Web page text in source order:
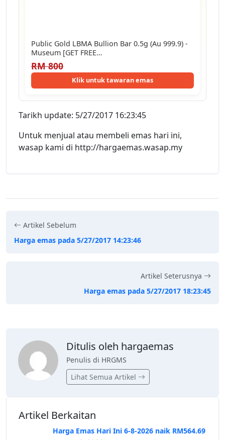
Public Gold LBMA Bullion Bar 0.5g (Au 999.9) -
Museum [GET FREE…
RM 800
Klik untuk tawaran emas
Tarikh update: 5/27/2017 16:23:45
Untuk menjual atau membeli emas hari ini,
wasap kami di http://hargaemas.wasap.my
Artikel Sebelum
Harga emas pada 5/27/2017 14:23:46
Artikel Seterusnya
Harga emas pada 5/27/2017 18:23:45
Ditulis oleh hargaemas
Penulis di HRGMS
Lihat Semua Artikel
Artikel Berkaitan
Harga Emas Hari Ini 6-8-2026 naik RM564.69